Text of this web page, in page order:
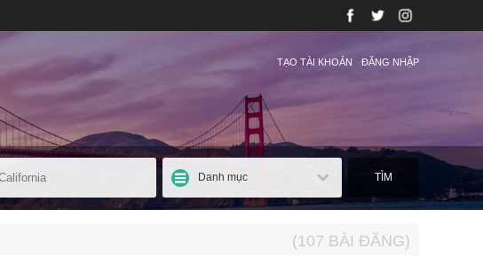
ĐĂNG NHẬP
TẠO TÀI KHOẢN
Danh mục TÌM
(107 BÀI ĐĂNG)